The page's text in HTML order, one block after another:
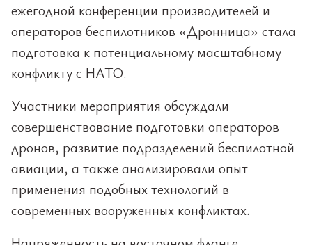
ежегодной конференции производителей и
операторов беспилотников «Дронница» стала
подготовка к потенциальному масштабному
конфликту с НАТО.
Участники мероприятия обсуждали
совершенствование подготовки операторов
дронов, развитие подразделений беспилотной
авиации, а также анализировали опыт
применения подобных технологий в
современных вооруженных конфликтах.